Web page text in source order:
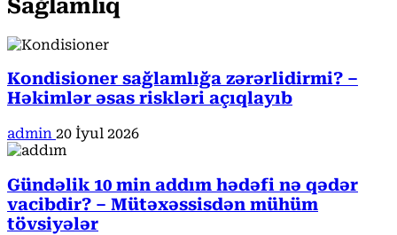
Sağlamlıq
Kondisioner sağlamlığa zərərlidirmi? –
Həkimlər əsas riskləri açıqlayıb
admin 20 İyul 2026
Gündəlik 10 min addım hədəfi nə qədər
vacibdir? – Mütəxəssisdən mühüm
tövsiyələr